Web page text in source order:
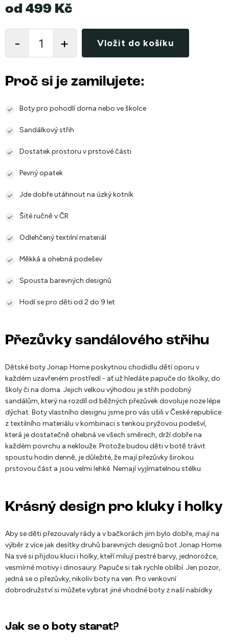
od 499 Kč
cena:
Vložit do košíku
Proč si je zamilujete:
Boty pro pohodlí doma nebo ve školce
Sandálkový střih
Dostatek prostoru v prstové části
Pevný opatek
Jde dobře utáhnout na úzký kotník
Šité ručně v ČR
Odlehčený textilní materiál
Měkká a ohebná podešev
Spousta barevných designů
Hodí se pro děti od 2 do 9 let
Přezůvky sandálového střihu
Dětské boty Jonap Home poskytnou chodidlu dětí oporu v
každém uzavřeném prostředí - ať už hledáte papuče do školky, do
školy či na doma. Jejich velkou výhodou je střih podobný
sandálům, který na rozdíl od běžných přezůvek dovoluje noze lépe
dýchat. Boty vlastního designu jsme pro vás ušili v České republice
z textilního materiálu v kombinaci s tenkou pryžovou podešví,
která je dostatečně ohebná ve všech směrech, drží dobře na
každém povrchu a neklouže. Protože budou děti v botě trávit
spoustu hodin denně, je důležité, že mají přezůvky širokou
prstovou část a jsou velmi lehké. Nemají vyjímatelnou stélku.
Krásný design pro kluky i holky
Aby se děti přezouvaly rády a v bačkorách jim bylo dobře, mají na
výběr z více jak desítky druhů barevných designů bot Jonap Home.
Na své si přijdou kluci i holky, kteří milují pestré barvy, jednorožce,
vesmírné motivy i dinosaury. Papuče si tak rychle oblíbí. Jen pozor,
jedná se o přezůvky, nikoliv boty na ven. Pro venkovní
dobrodružství si můžete vybrat jiné vhodné boty z naší nabídky.
Jak se o boty starat?